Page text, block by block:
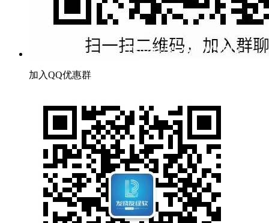
加入QQ优惠群